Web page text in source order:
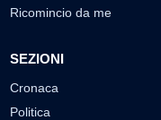
Ricomincio da me
SEZIONI
Cronaca
Politica